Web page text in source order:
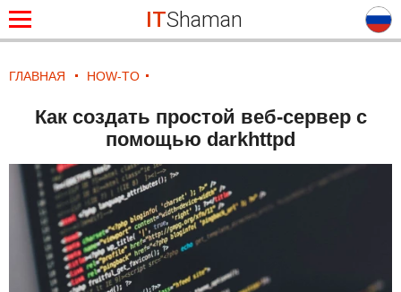
ITShaman
ГЛАВНАЯ HOW-TO
Как создать простой веб-сервер с
помощью darkhttpd